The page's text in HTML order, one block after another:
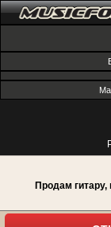
Продам гитару,